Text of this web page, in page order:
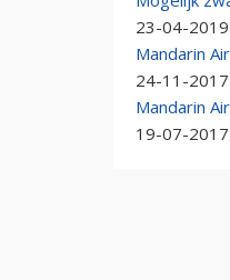
23-04-
Mandarin
24-11-2017
Mandarin
19-07-